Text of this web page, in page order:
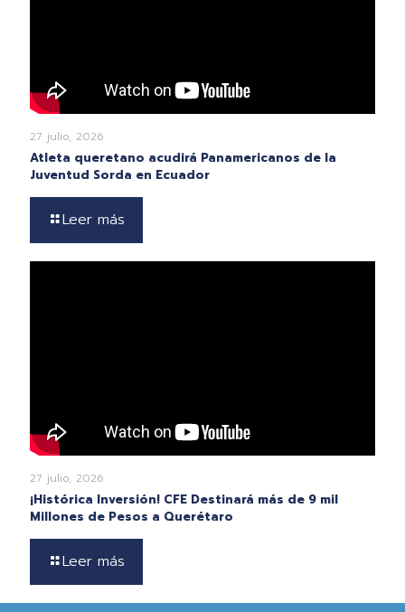
27 julio, 2026
Atleta queretano acudirá Panamericanos de la
Juventud Sorda en Ecuador
Leer más
27 julio, 2026
¡Histórica Inversión! CFE Destinará más de 9 mil
Millones de Pesos a Querétaro
Leer más